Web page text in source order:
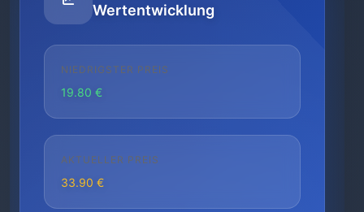
Wertentwicklung
NIEDRIGSTER PREIS
19.80 €
AKTUELLER PREIS
33.90 €